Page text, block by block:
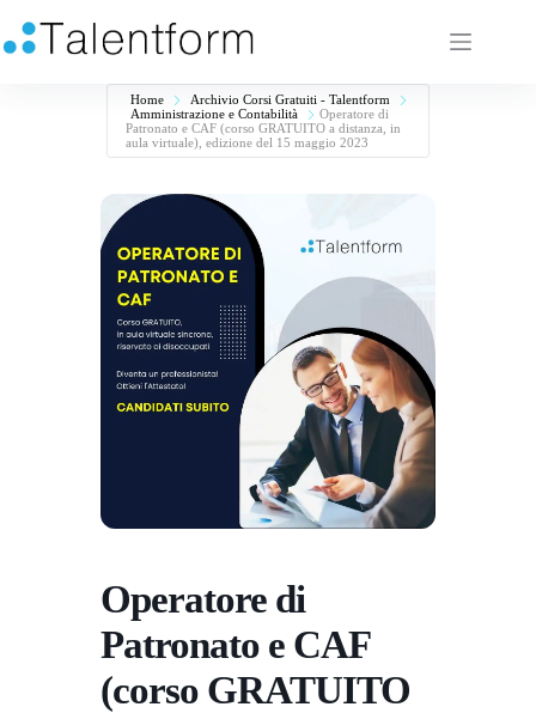
Home
Archivio Corsi Gratuiti - Talentform
Amministrazione e Contabilità
Operatore di
Patronato e CAF (corso GRATUITO a distanza, in
aula virtuale), edizione del 15 maggio 2023
Operatore di
Patronato e CAF
(corso GRATUITO